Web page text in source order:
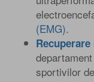
(EMG).
sportivilor